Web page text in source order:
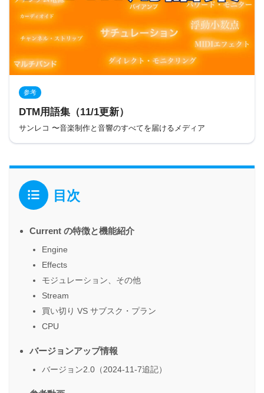
参考
DTM用語集（11/1更新）
サンレコ 〜音楽制作と音響のすべてを届けるメディア
目次
Current の特徴と機能紹介
Engine
Effects
モジュレーション、その他
Stream
買い切り VS サブスク・プラン
CPU
バージョンアップ情報
バージョン2.0（2024-11-7追記）